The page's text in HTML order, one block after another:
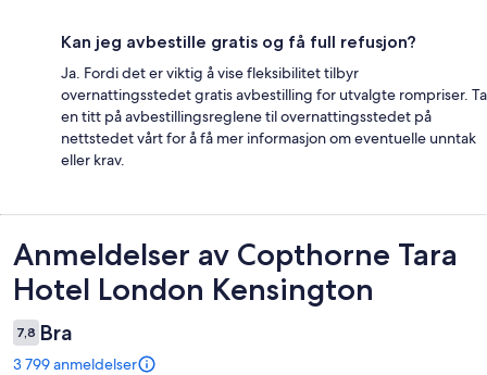
Kan jeg avbestille gratis og få full refusjon?
Ja. Fordi det er viktig å vise fleksibilitet tilbyr
overnattingsstedet gratis avbestilling for utvalgte rompriser. Ta
en titt på avbestillingsreglene til overnattingsstedet på
nettstedet vårt for å få mer informasjon om eventuelle unntak
eller krav.
Anmeldelser
Anmeldelser av Copthorne Tara
Hotel London Kensington
7,8 Bra
3 799 anmeldelser